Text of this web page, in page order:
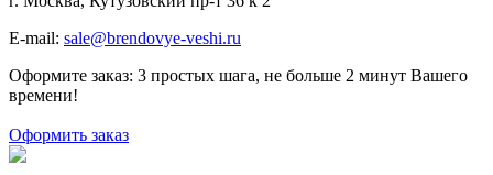
E-mail: sale@brendovye-veshi.ru
Оформите заказ: 3 простых шага, не больше 2 минут Вашего
времени!
Оформить заказ